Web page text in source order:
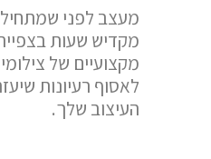
מעצב לפני שמתחיל
מקדיש שעות
מקצועיים של
לאסוף רעיונות
העיצוב שלך.